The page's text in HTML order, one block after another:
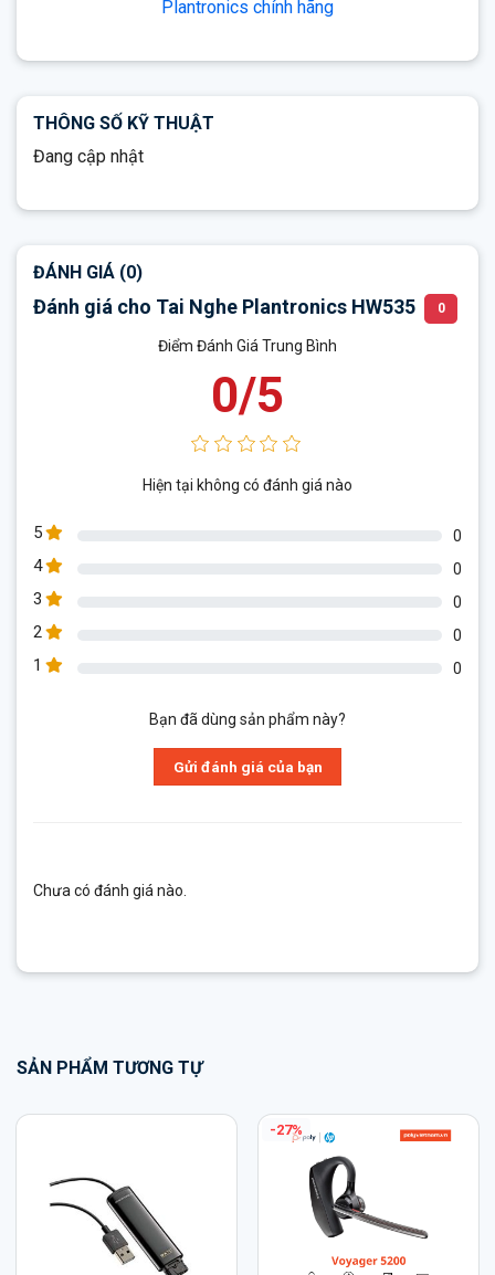
Plantronics chính hãng
THÔNG SỐ KỸ THUẬT
Đang cập nhật
ĐÁNH GIÁ (0)
Đánh giá cho Tai Nghe Plantronics HW535 0
Điểm Đánh Giá Trung Bình
0/5
Hiện tại không có đánh giá nào
5 0
4 0
3 0
2 0
1 0
Bạn đã dùng sản phẩm này?
Gửi đánh giá của bạn
Chưa có đánh giá nào.
SẢN PHẨM TƯƠNG TỰ
-27%